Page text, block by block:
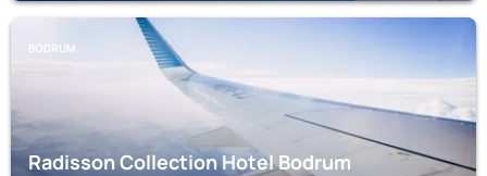
BODRUM
Radisson Collection Hotel Bodrum